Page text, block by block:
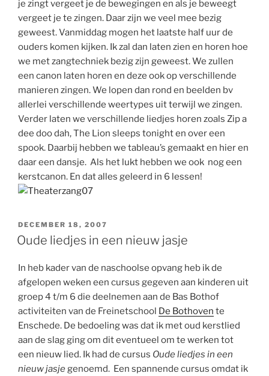
je zingt vergeet je de bewegingen en als je beweegt
vergeet je te zingen. Daar zijn we veel mee bezig
geweest. Vanmiddag mogen het laatste half uur de
ouders komen kijken. Ik zal dan laten zien en horen hoe
we met zangtechniek bezig zijn geweest. We zullen
een canon laten horen en deze ook op verschillende
manieren zingen. We lopen dan rond en beelden bv
allerlei verschillende weertypes uit terwijl we zingen.
Verder laten we verschillende liedjes horen zoals Zip a
dee doo dah, The Lion sleeps tonight en over een
spook. Daarbij hebben we tableau’s gemaakt en hier en
daar een dansje. Als het lukt hebben we ook nog een
kerstcanon. En dat alles geleerd in 6 lessen!
GEPLAATST
OP
DECEMBER 18, 2007
Oude liedjes in een nieuw jasje
In heb kader van de naschoolse opvang heb ik de
afgelopen weken een cursus gegeven aan kinderen uit
groep 4 t/m 6 die deelnemen aan de Bas Bothof
activiteiten van de Freinetschool De Bothoven te
Enschede. De bedoeling was dat ik met oud kerstlied
aan de slag ging om dit eventueel om te werken tot
een nieuw lied. Ik had de cursus Oude liedjes in een
nieuw jasje genoemd. Een spannende cursus omdat ik